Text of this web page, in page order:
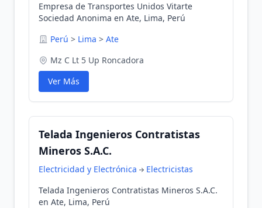
Empresa de Transportes Unidos Vitarte
Sociedad Anonima en Ate, Lima, Perú
Perú > Lima > Ate
Mz C Lt 5 Up Roncadora
Ver Más
Telada Ingenieros Contratistas
Mineros S.A.C.
Electricidad y Electrónica
Electricistas
Telada Ingenieros Contratistas Mineros S.A.C.
en Ate, Lima, Perú